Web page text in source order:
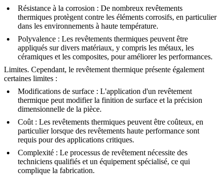
Résistance à la corrosion : De nombreux revêtements
thermiques protègent contre les éléments corrosifs, en particulier
dans les environnements à haute température.
Polyvalence : Les revêtements thermiques peuvent être
appliqués sur divers matériaux, y compris les métaux, les
céramiques et les composites, pour améliorer les performances.
Limites. Cependant, le revêtement thermique présente également
certaines limites :
Modifications de surface : L'application d'un revêtement
thermique peut modifier la finition de surface et la précision
dimensionnelle de la pièce.
Coût : Les revêtements thermiques peuvent être coûteux, en
particulier lorsque des revêtements haute performance sont
requis pour des applications critiques.
Complexité : Le processus de revêtement nécessite des
techniciens qualifiés et un équipement spécialisé, ce qui
complique la fabrication.